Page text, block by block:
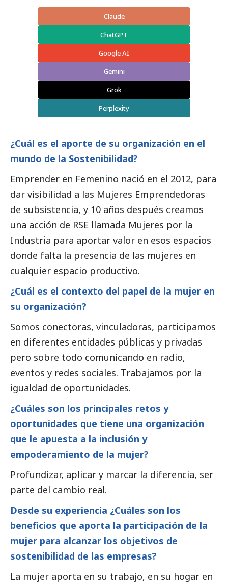
Claude
ChatGPT
Google AI
Gemini
Grok
Perplexity
¿Cuál es el aporte de su organización en el
mundo de la Sostenibilidad?
Emprender en Femenino nació en el 2012, para
dar visibilidad a las Mujeres Emprendedoras
de subsistencia, y 10 años después creamos
una acción de RSE llamada Mujeres por la
Industria para aportar valor en esos espacios
donde falta la presencia de las mujeres en
cualquier espacio productivo.
¿Cuál es el contexto del papel de la mujer en
su organización?
Somos conectoras, vinculadoras, participamos
en diferentes entidades públicas y privadas
pero sobre todo comunicando en radio,
eventos y redes sociales. Trabajamos por la
igualdad de oportunidades.
¿Cuáles son los principales retos y
oportunidades que tiene una organización
que le apuesta a la inclusión y
empoderamiento de la mujer?
Profundizar, aplicar y marcar la diferencia, ser
parte del cambio real.
Desde su experiencia ¿Cuáles son los
beneficios que aporta la participación de la
mujer para alcanzar los objetivos de
sostenibilidad de las empresas?
La mujer aporta en su trabajo, en su hogar en